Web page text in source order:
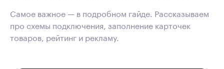
Самое важное — в подробном гайде. Рассказываем
про схемы подключения, заполнение карточек
товаров, рейтинг и рекламу.